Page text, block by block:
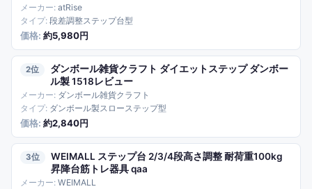
atRise
段差調整ステップ台型
約5,980円
2
ダンボール雑貨クラフト ダイエットステップ ダンボー
ル製 1518レビュー
ダンボール雑貨クラフト
ダンボール製スローステップ型
約2,840円
3
WEIMALL ステップ台 2/3/4段高さ調整 耐荷重100kg
昇降台筋トレ器具 qaa
WEIMALL